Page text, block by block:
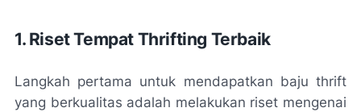
1. Riset Tempat Thrifting Terbaik
Langkah pertama untuk mendapatkan baju thrift
yang berkualitas adalah melakukan riset mengenai